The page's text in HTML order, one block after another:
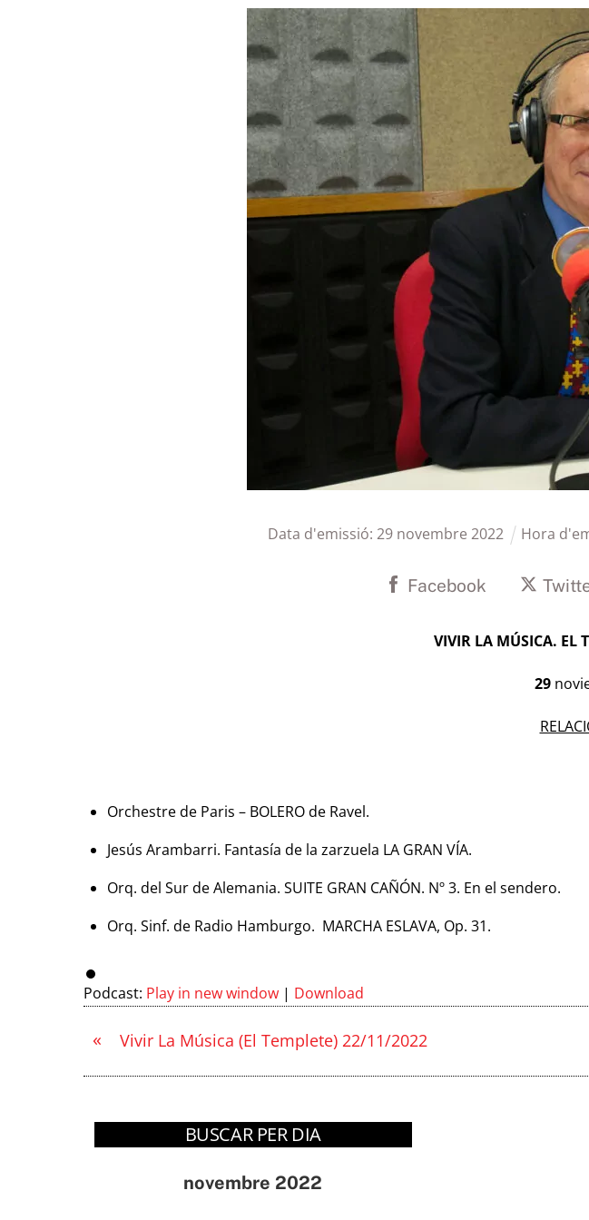
Data d'emissió:29 novembre 2022 Hora
Facebook
VIVIR LA MÚSICA. EL
29
Orchestre de Paris – BOLERO de Ravel.
Jesús Arambarri. Fantasía de la zarzuela LA GRAN VÍA.
Orq. del Sur de Alemania. SUITE GRAN CAÑÓN. Nº 3. En el sendero.
Orq. Sinf. de Radio Hamburgo. MARCHA ESLAVA, Op. 31.
Podcast: Play in new window | Download
« Vivir La Música (El Templete) 22/11/2022
BUSCAR PER DIA
novembre 2022